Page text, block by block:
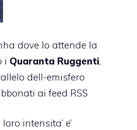
dove lo attende la
i Quaranta Ruggenti,
dell-emisfero
ai feed RSS
intensita’ e’